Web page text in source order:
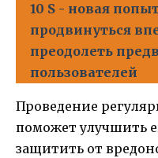
10 S - новая
продвинуться
преодолеть
пользователей
Проведение
поможет улучшить
защитить от